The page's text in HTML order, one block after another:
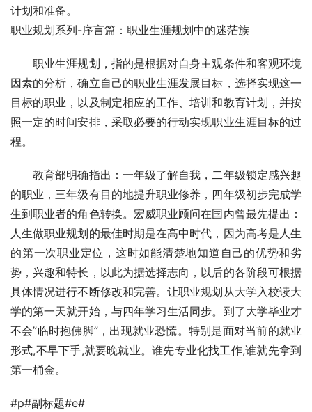
计划和准备。
职业规划系列-序言篇：职业生涯规划中的迷茫族
职业生涯规划，指的是根据对自身主观条件和客观环境
因素的分析，确立自己的职业生涯发展目标，选择实现这一
目标的职业，以及制定相应的工作、培训和教育计划，并按
照一定的时间安排，采取必要的行动实现职业生涯目标的过
程。
教育部明确指出：一年级了解自我，二年级锁定感兴趣
的职业，三年级有目的地提升职业修养，四年级初步完成学
生到职业者的角色转换。宏威职业顾问在国内曾最先提出：
人生做职业规划的最佳时期是在高中时代，因为高考是人生
的第一次职业定位，这时如能清楚地知道自己的优势和劣
势，兴趣和特长，以此为据选择志向，以后的各阶段可根据
具体情况进行不断修改和完善。让职业规划从大学入校读大
学的第一天就开始，与四年学习生活同步。到了大学毕业才
不会”临时抱佛脚”，出现就业恐慌。特别是面对当前的就业
形式,不早下手,就要晚就业。谁先专业化找工作,谁就先拿到
第一桶金。
#p#副标题#e#